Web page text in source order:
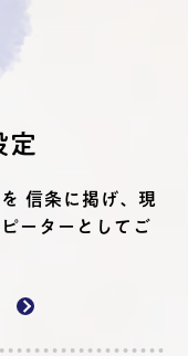
定
信条に掲げ、現
ーターとしてご